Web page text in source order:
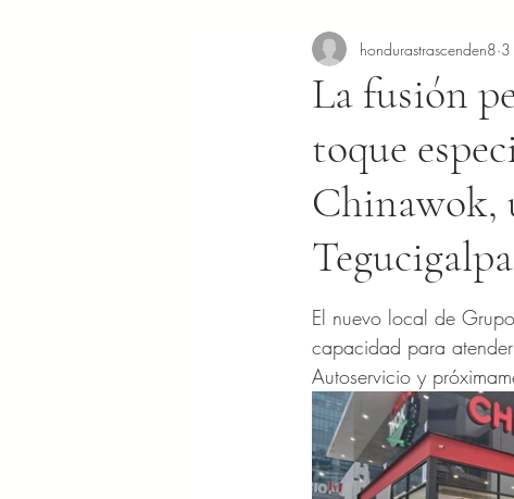
Estilo de vida, viajes y turismo
Portal Internacional Mascotas
La fusión
toque
Chinawok,
Tegucigalpa
hondurastrascenden8
El nuevo local de
capacidad para
Autoservicio y